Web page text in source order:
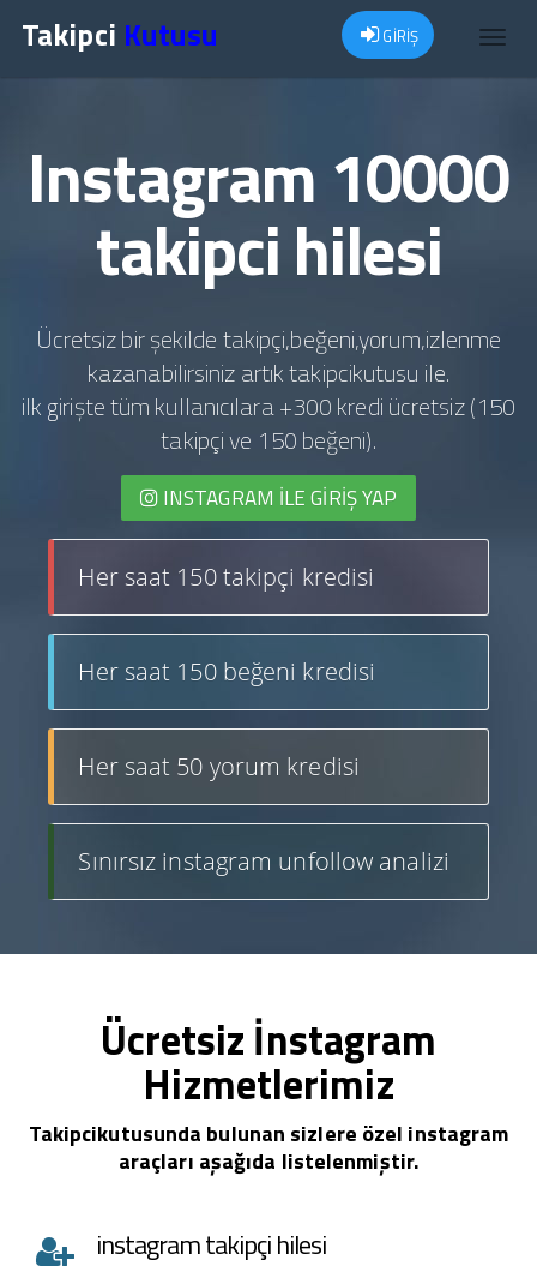
Takipci Kutusu GİRİŞ
Instagram 10000
takipci hilesi
Ücretsiz bir şekilde takipçi,beğeni,yorum,izlenme
kazanabilirsiniz artık takipcikutusu ile.
ilk girişte tüm kullanıcılara +300 kredi ücretsiz (150
takipçi ve 150 beğeni).
INSTAGRAM İLE GIRIŞ YAP
Her saat 150 takipçi kredisi
Her saat 150 beğeni kredisi
Her saat 50 yorum kredisi
Sınırsız instagram unfollow analizi
Ücretsiz İnstagram
Hizmetlerimiz
Takipcikutusunda bulunan sizlere özel instagram
araçları aşağıda listelenmiştir.
instagram takipçi hilesi